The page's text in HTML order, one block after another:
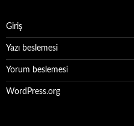
Giriş
Yazı beslemesi
Yorum beslemesi
WordPress.org